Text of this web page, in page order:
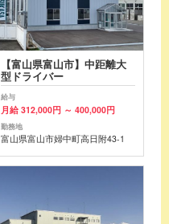
【富山県富山市】中距離大
型ドライバー
給与
月給 312,000円 ～ 400,000円
勤務地
富山県富山市婦中町高日附43-1